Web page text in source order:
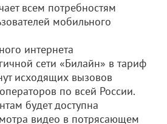
всем потребностям
мобильного
интернета
сети «Билайн» в тариф
исходящих вызовов
по всей России.
будет доступна
видео в потрясающем